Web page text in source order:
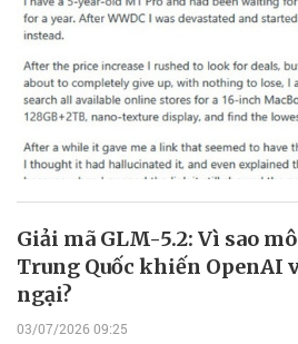
Giải mã GLM-5.2: Vì sao
Trung Quốc khiến OpenAI
ngại?
03/07/2026 09:25